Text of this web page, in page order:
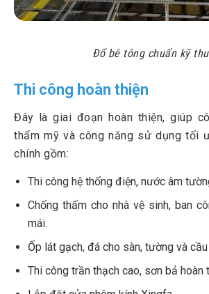
Đổ bê tông chuẩn kỹ
Thi công hoàn thiện
Đây là giai đoạn hoàn thiện, giúp
thẩm mỹ và công năng sử dụng tối
chính gồm:
Thi công hệ thống điện, nước âm
Chống thấm cho nhà vệ sinh, ban
mái.
Ốp lát gạch, đá cho sàn, tường và cầu
Thi công trần thạch cao, sơn bả hoàn